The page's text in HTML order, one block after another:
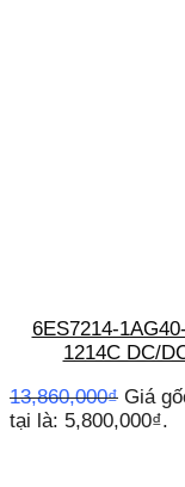
6ES7214-
1214C DC/
13,860,000₫ Giá
tại là: 5,800,000₫.